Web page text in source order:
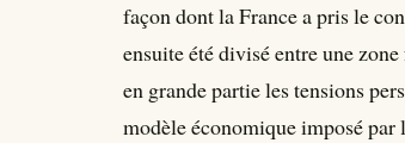
façon dont la France a pris le
ensuite été divisé entre une
en grande partie les tensions
modèle économique imposé par